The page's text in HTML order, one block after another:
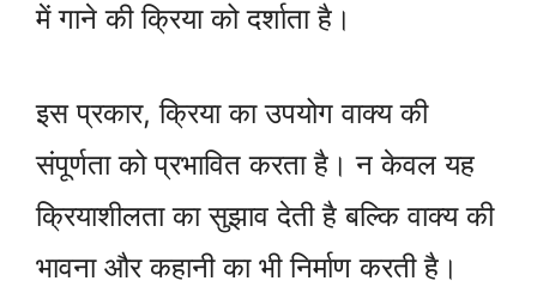
में गाने की क्रिया को दर्शाता है।
इस प्रकार, क्रिया का उपयोग वाक्य की
संपूर्णता को प्रभावित करता है। न केवल यह
क्रियाशीलता का सुझाव देती है बल्कि वाक्य की
भावना और कहानी का भी निर्माण करती है।